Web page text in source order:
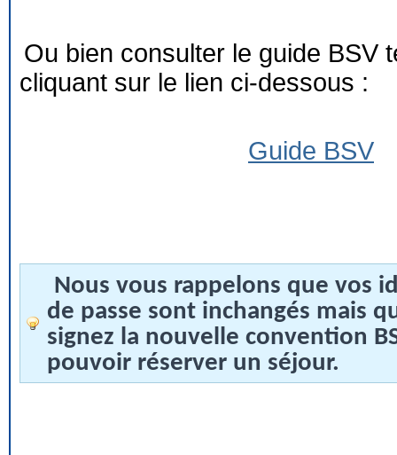
Ou bien consulter le guide BSV
cliquant sur le lien ci-dessous :
Guide BSV
Nous vous rappelons que vos
de passe sont inchangés mais
signez la nouvelle convention
pouvoir réserver un séjour.